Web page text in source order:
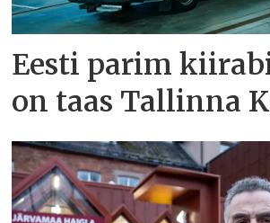
Eesti parim
on taas Tallinna